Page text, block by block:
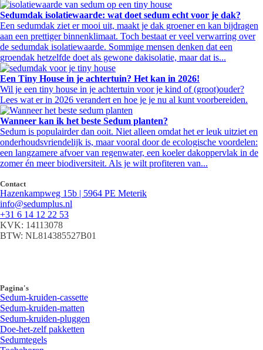
Sedumdak isolatiewaarde: wat doet sedum echt voor je dak?
Een sedumdak ziet er mooi uit, maakt je dak groener en kan bijdragen
aan een prettiger binnenklimaat. Toch bestaat er veel verwarring over
de sedumdak isolatiewaarde. Sommige mensen denken dat een
groendak hetzelfde doet als gewone dakisolatie, maar dat is...
Een Tiny House in je achtertuin? Het kan in 2026!
Wil je een tiny house in je achtertuin voor je kind of (groot)ouder?
Lees wat er in 2026 verandert en hoe je je nu al kunt voorbereiden.
Wanneer kan ik het beste Sedum planten?
Sedum is populairder dan ooit. Niet alleen omdat het er leuk uitziet en
onderhoudsvriendelijk is, maar vooral door de ecologische voordelen:
een langzamere afvoer van regenwater, een koeler dakoppervlak in de
zomer én meer biodiversiteit. Als je wilt profiteren van...
Contact
Hazenkampweg 15b | 5964 PE Meterik
info@sedumplus.nl
+31 6 14 12 22 53
KVK: 14113078
BTW: NL814385527B01
Pagina's
Sedum-kruiden-cassette
Sedum-kruiden-matten
Sedum-kruiden-pluggen
Doe-het-zelf pakketten
Sedumtegels